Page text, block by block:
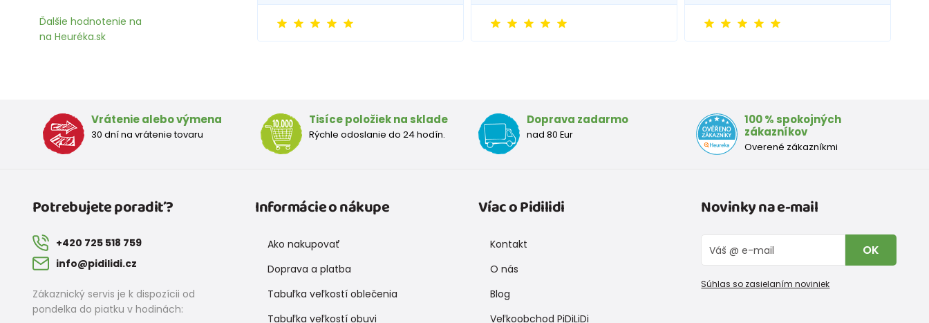
Ďalšie hodnotenie na
na Heuréka.sk
Vrátenie alebo výmena
30 dní na vrátenie tovaru
Tisíce položiek na sklade
Rýchle odoslanie do 24 hodín.
Doprava zadarmo
nad 80 Eur
100 % spokojných
zákazníkov
Overené zákazníkmi
Potrebujete poradiť?
+420 725 518 759
info@pidilidi.cz
Zákaznický servis je k dispozícii od
pondelka do piatku v hodinách:
Informácie o nákupe
Ako nakupovať
Doprava a platba
Tabuľka veľkostí oblečenia
Tabuľka veľkostí obuvi
Víac o Pidilidi
Kontakt
O nás
Blog
Veľkoobchod PiDiLiDi
Novinky na e-mail
OK
Súhlas so zasielaním noviniek